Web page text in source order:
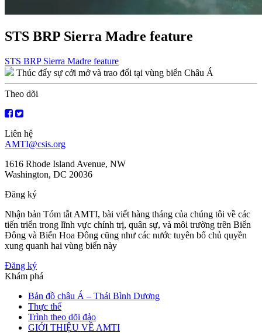
STS BRP Sierra Madre feature
Điều
hướng
bài
viết
STS BRP Sierra Madre feature
Thúc đẩy sự cởi mở và trao đổi tại vùng biển Châu Á
Theo dõi
Liên hệ
AMTI@csis.org
1616 Rhode Island Avenue, NW
Washington, DC 20036
Đăng ký
Nhận bản Tóm tắt AMTI, bài viết hàng tháng của chúng tôi về các
tiến triển trong lĩnh vực chính trị, quân sự, và môi trường trên Biển
Đông và Biển Hoa Đông cũng như các nước tuyên bố chủ quyền
xung quanh hai vùng biển này
Đăng ký
Khám phá
Bản đồ châu Á – Thái Bình Dương
Thực thể
Trình theo dõi đảo
GIỚI THIỆU VỀ AMTI